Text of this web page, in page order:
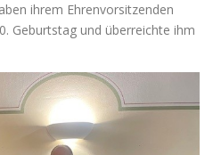
ihrem Ehrenvorsitzenden
Geburtstag und überreichte ihm